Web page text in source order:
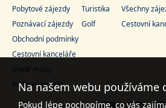
Pobytové zájezdy
Poznávací zájezdy
Turistika
Golf
Všechny
Cestovní
Obchodní podmínky
Cestovní kanceláře
Slepé mapy
Kontaktujte nás
Na našem webu používáme
Pokud lépe pochopíme, co vás